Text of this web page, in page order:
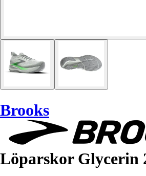
Brooks
Löparskor Glycerin